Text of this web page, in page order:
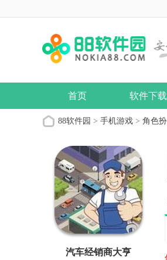
首页 软件下载
88软件园 > 手机游戏 > 角色
汽车经销商大亨